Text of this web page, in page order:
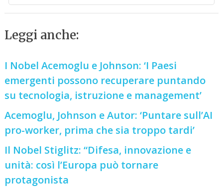
Leggi anche:
I Nobel Acemoglu e Johnson: ‘I Paesi
emergenti possono recuperare puntando
su tecnologia, istruzione e management’
Acemoglu, Johnson e Autor: ‘Puntare sull’AI
pro-worker, prima che sia troppo tardi’
Il Nobel Stiglitz: “Difesa, innovazione e
unità: così l’Europa può tornare
protagonista